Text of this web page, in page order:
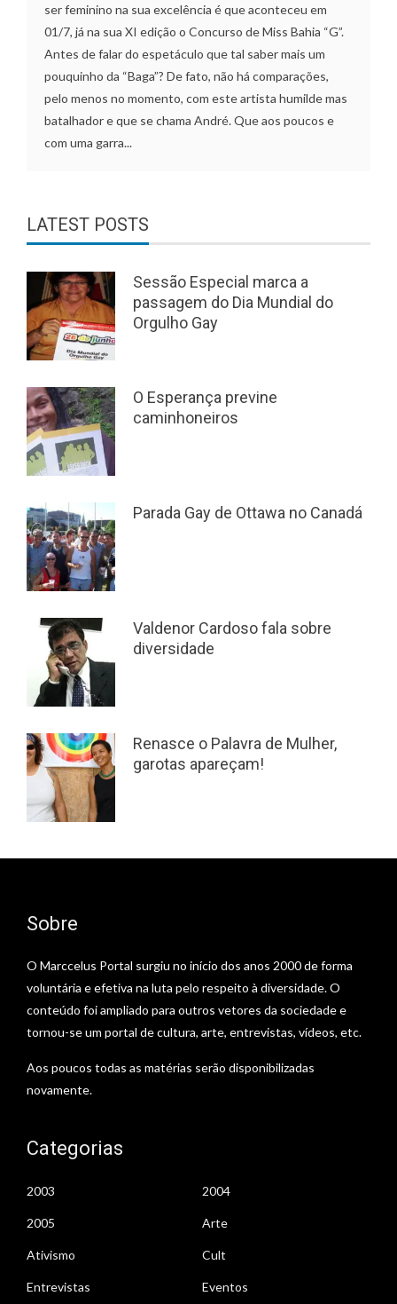
ser feminino na sua excelência é que aconteceu em
01/7, já na sua XI edição o Concurso de Miss Bahia “G”.
Antes de falar do espetáculo que tal saber mais um
pouquinho da “Baga”? De fato, não há comparações,
pelo menos no momento, com este artista humilde mas
batalhador e que se chama André. Que aos poucos e
com uma garra...
LATEST POSTS
Sessão Especial marca a
passagem do Dia Mundial do
Orgulho Gay
O Esperança previne
caminhoneiros
Parada Gay de Ottawa no Canadá
Valdenor Cardoso fala sobre
diversidade
Renasce o Palavra de Mulher,
garotas apareçam!
Sobre
O Marccelus Portal surgiu no início dos anos 2000 de forma
voluntária e efetiva na luta pelo respeito à diversidade. O
conteúdo foi ampliado para outros vetores da sociedade e
tornou-se um portal de cultura, arte, entrevistas, vídeos, etc.
Aos poucos todas as matérias serão disponibilizadas
novamente.
Categorias
2003 2004
2005 Arte
Ativismo Cult
Entrevistas Eventos